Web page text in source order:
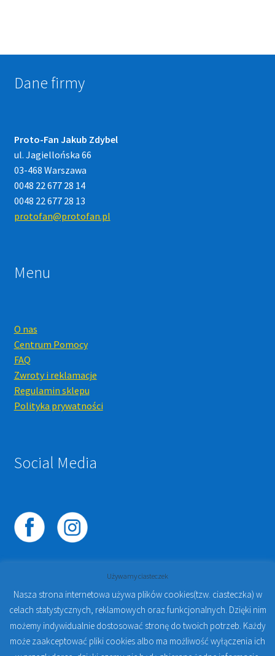
Dane firmy
Proto-Fan Jakub Zdybel
ul. Jagiellońska 66
03-468 Warszawa
0048 22 677 28 14
0048 22 677 28 13
protofan@protofan.pl
Menu
O nas
Centrum Pomocy
FAQ
Zwroty i reklamacje
Regulamin sklepu
Polityka prywatności
Social Media
© 2023PROTO-FAN | Sklep Stomatologiczny Online i
Kursy Online Warszawa- Sklep stomatologiczny w
Warszawie | Jakub Zdybel Proto-Fan
Używamy ciasteczek
Nasza strona internetowa używa plików cookies(tzw. ciasteczka) w
celach statystycznych, reklamowych oraz funkcjonalnych. Dzięki nim
możemy indywidualnie dostosować stronę do twoich potrzeb. Każdy
może zaakceptować pliki cookies albo ma możliwość wyłączenia ich